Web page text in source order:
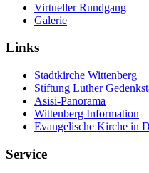
Virtueller Rundgang
Galerie
Links
Stadtkirche Wittenberg
Stiftung Luther
Asisi-Panorama
Wittenberg Information
Evangelische Kirche in
Service